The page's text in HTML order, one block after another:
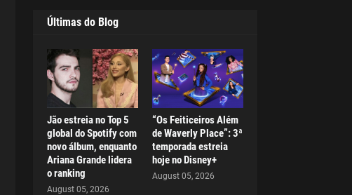
Últimas do Blog
Jão estreia no Top 5
global do Spotify com
novo álbum, enquanto
Ariana Grande lidera
o ranking
August 05, 2026
“Os Feiticeiros Além
de Waverly Place”: 3ª
temporada estreia
hoje no Disney+
August 05, 2026